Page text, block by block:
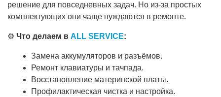
решение для повседневных задач. Но из-за простых
комплектующих они чаще нуждаются в ремонте.
⚙️ Что делаем в ALL SERVICE:
Замена аккумуляторов и разъёмов.
Ремонт клавиатуры и тачпада.
Восстановление материнской платы.
Профилактическая чистка и настройка.